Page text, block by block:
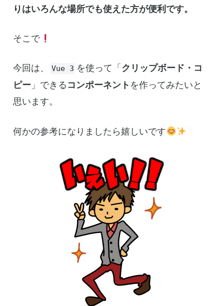
りはいろんな場所でも使えた方が便利です。
そこで
今回は、 Vue 3 を使って「 クリップボード・コ
ピー 」できる コンポーネント を作ってみたいと
思います。
何かの参考になりましたら嬉しいです